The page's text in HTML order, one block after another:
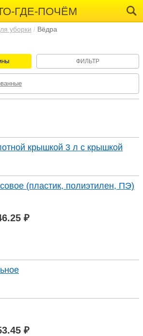
ГДЕ-ПОЧЁМ
уборки Вёдра
ФИЛЬТР
крышкой 3 л с крышкой
(пластик, полиэтилен, ПЭ)
₽
₽